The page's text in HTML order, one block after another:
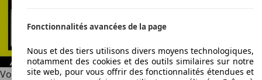
Volkswagen Amarok3.0 V6 Highline - TOP CONDITION
Fonctionnalités avancées de la page
Nous et des tiers utilisons divers moyens technologiques,
notamment des cookies et des outils similaires sur notre
site web, pour vous offrir des fonctionnalités étendues et